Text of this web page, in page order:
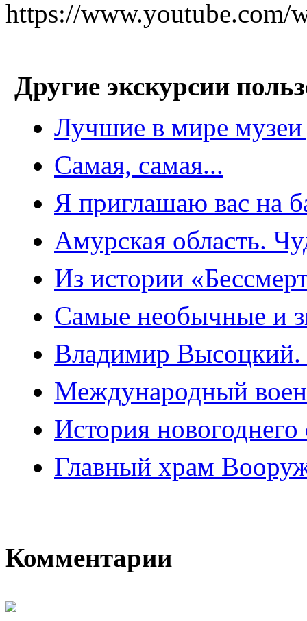
https://www.youtube.com/
Другие экскурсии
Лучшие в мире музеи
Самая, самая...
Я приглашаю вас на
Амурская область.
Из истории
Самые необычные и
Владимир Высоцкий.
Международный
История новогоднего
Главный храм
Комментарии